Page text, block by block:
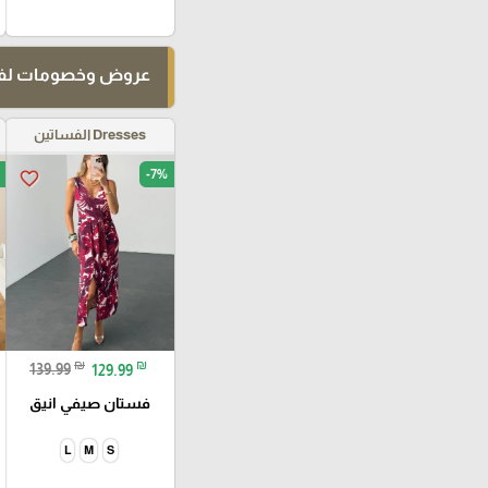
عروض وخصومات
Dresses الفساتين
favorite_border -7%
139.99 ₪ 129.99 ₪
فستان صيفي انيق
S
M
L